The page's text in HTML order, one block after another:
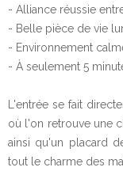
- Alliance réussie
- Belle pièce de vie
- Environnement
- À seulement 5
L'entrée se fait
où l'on retrouve une
ainsi qu'un placard
tout le charme des